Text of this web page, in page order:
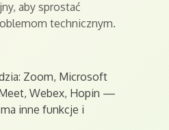
aby sprostać
technicznym.
Zoom, Microsoft
Webex, Hopin —
inne funkcje i